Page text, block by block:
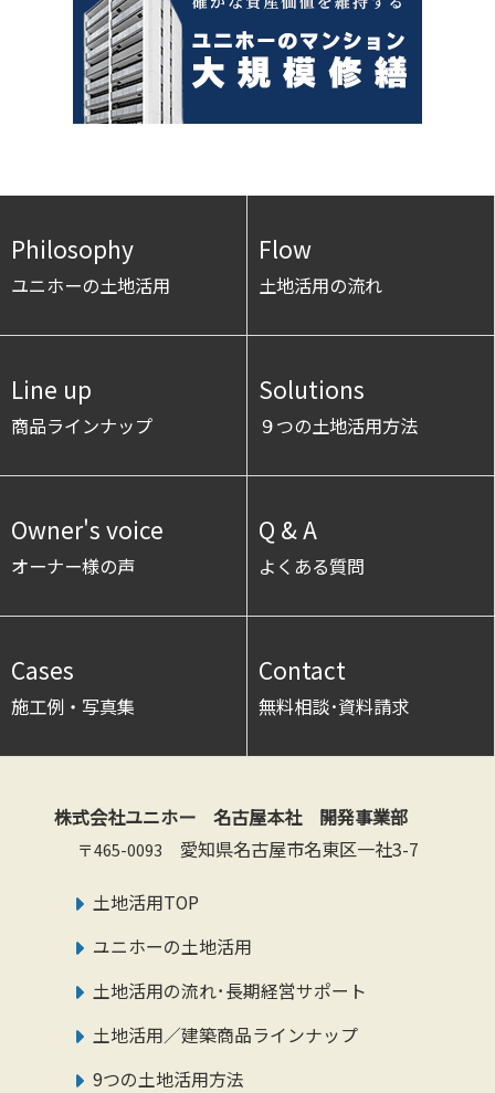
Philosophy
ユニホーの土地活用
Flow
土地活用の流れ
Line up
商品ラインナップ
Solutions
９つの土地活用方法
Owner's voice
オーナー様の声
Q & A
よくある質問
Cases
施工例・写真集
Contact
無料相談･資料請求
株式会社ユニホー 名古屋本社 開発事業部
〒465-0093 愛知県名古屋市名東区一社3-7
土地活用TOP
ユニホーの土地活用
土地活用の流れ･長期経営サポート
土地活用／建築商品ラインナップ
9つの土地活用方法